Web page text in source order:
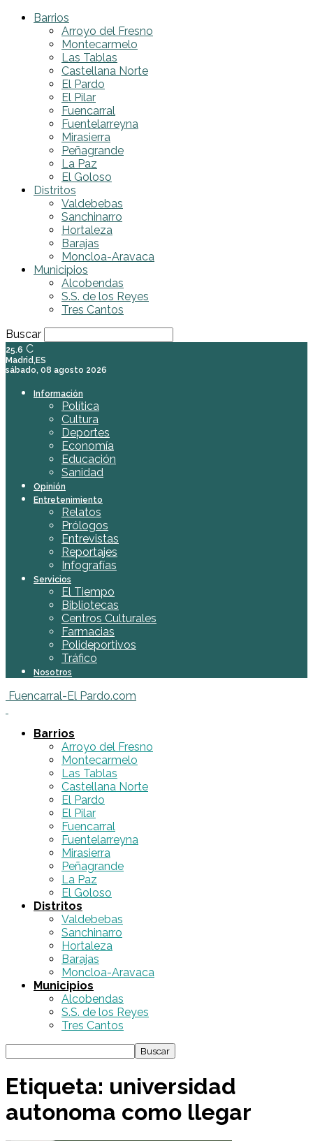
Barrios
Arroyo del Fresno
Montecarmelo
Las Tablas
Castellana Norte
El Pardo
El Pilar
Fuencarral
Fuentelarreyna
Mirasierra
Peñagrande
La Paz
El Goloso
Distritos
Valdebebas
Sanchinarro
Hortaleza
Barajas
Moncloa-Aravaca
Municipios
Alcobendas
S.S. de los Reyes
Tres Cantos
Buscar
25.6 C
Madrid,ES
sábado, 08 agosto 2026
Información
Política
Cultura
Deportes
Economía
Educación
Sanidad
Opinión
Entretenimiento
Relatos
Prólogos
Entrevistas
Reportajes
Infografías
Servicios
El Tiempo
Bibliotecas
Centros Culturales
Farmacias
Polideportivos
Tráfico
Nosotros
Fuencarral-El Pardo.com
Barrios
Arroyo del Fresno
Montecarmelo
Las Tablas
Castellana Norte
El Pardo
El Pilar
Fuencarral
Fuentelarreyna
Mirasierra
Peñagrande
La Paz
El Goloso
Distritos
Valdebebas
Sanchinarro
Hortaleza
Barajas
Moncloa-Aravaca
Municipios
Alcobendas
S.S. de los Reyes
Tres Cantos
Etiqueta: universidad
autonoma como llegar